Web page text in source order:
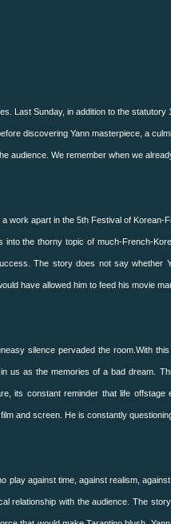
Last Sunday, in addition to the
discovering Yann masterpiece, a
audience. We remember when we
work apart in the 5th Festival of Korean-
the thorny topic of much-French-
The story does not say whether
have allowed him to feed his movie
silence pervaded the room.With
us as the memories of a bad dream.
its constant reminder that life
film and screen. He is constantly
play against time, against realism, against
relationship with the audience.The